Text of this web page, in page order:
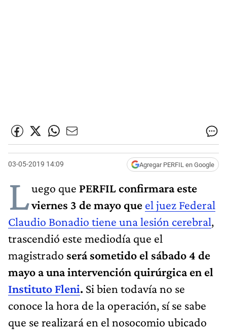
03-05-2019 14:09 Agregar PERFIL en Google
Luego que PERFILconfirmara este
viernes 3 de mayo que el juez Federal
Claudio Bonadio tiene una lesión cerebral,
trascendió este mediodía que el
magistrado será sometido el sábado 4 de
mayo a una intervención quirúrgica en el
Instituto Fleni. Si bien todavía no se
conoce la hora de la operación, sí se sabe
que se realizará en el nosocomio ubicado